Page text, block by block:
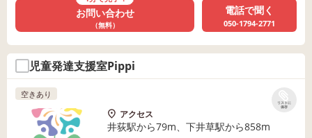
お問い合わせ
（無料）
電話で聞く
050-1794-2771
児童発達支援室Pippi
リストに
保存
空きあり
アクセス
井荻駅から79m、下井草駅から858m